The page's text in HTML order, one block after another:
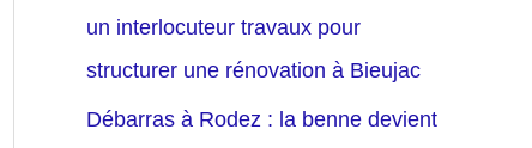
un interlocuteur travaux pour
structurer une rénovation à Bieujac
Débarras à Rodez : la benne devient